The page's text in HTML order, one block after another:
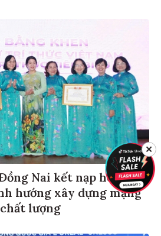
Nai kết nạp hơn 40
hướng xây dựng mạng
lượng
✕